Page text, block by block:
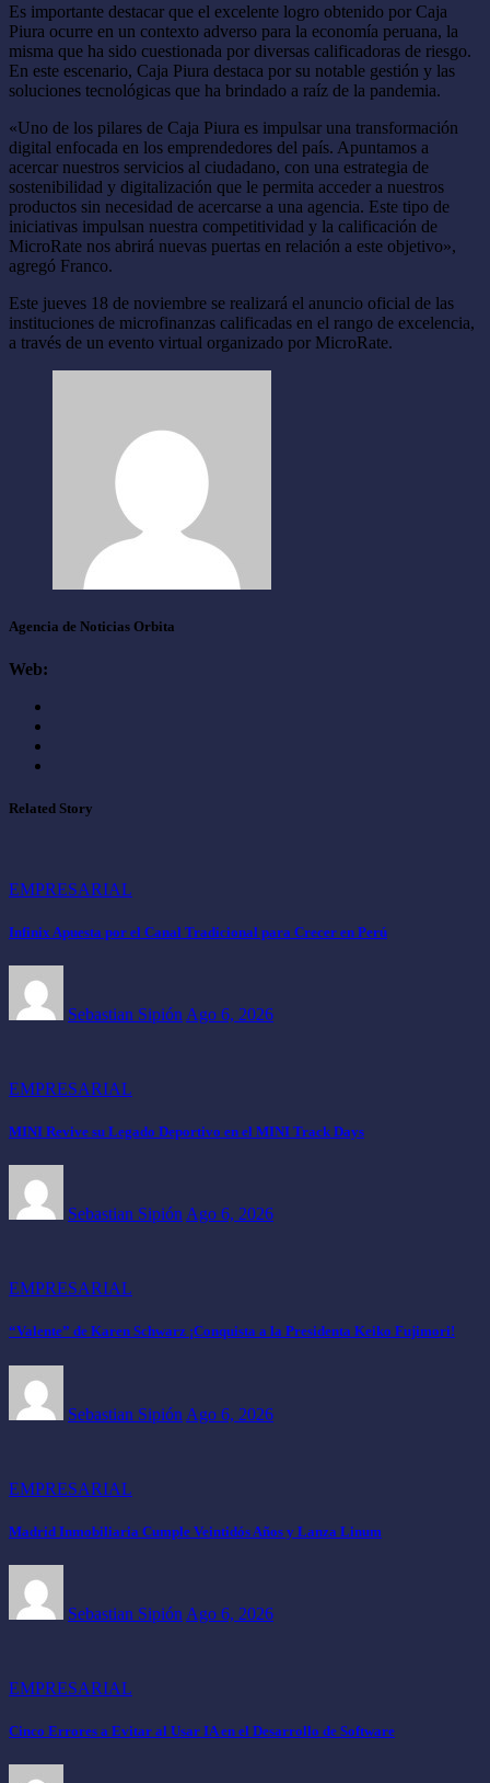
Es importante destacar que el excelente logro obtenido por Caja
Piura ocurre en un contexto adverso para la economía peruana, la
misma que ha sido cuestionada por diversas calificadoras de riesgo.
En este escenario, Caja Piura destaca por su notable gestión y las
soluciones tecnológicas que ha brindado a raíz de la pandemia.
«Uno de los pilares de Caja Piura es impulsar una transformación
digital enfocada en los emprendedores del país. Apuntamos a
acercar nuestros servicios al ciudadano, con una estrategia de
sostenibilidad y digitalización que le permita acceder a nuestros
productos sin necesidad de acercarse a una agencia. Este tipo de
iniciativas impulsan nuestra competitividad y la calificación de
MicroRate nos abrirá nuevas puertas en relación a este objetivo»,
agregó Franco.
Este jueves 18 de noviembre se realizará el anuncio oficial de las
instituciones de microfinanzas calificadas en el rango de excelencia,
a través de un evento virtual organizado por MicroRate.
Agencia de Noticias Orbita
Web:
Related Story
EMPRESARIAL
Infinix Apuesta por el Canal Tradicional para Crecer en Perú
Sebastian Sipión Ago 6, 2026
EMPRESARIAL
MINI Revive su Legado Deportivo en el MINI Track Days
Sebastian Sipión Ago 6, 2026
EMPRESARIAL
“Valente” de Karen Schwarz ¡Conquista a la Presidenta Keiko Fujimori!
Sebastian Sipión Ago 6, 2026
EMPRESARIAL
Madrid Inmobiliaria Cumple Veintidós Años y Lanza Linum
Sebastian Sipión Ago 6, 2026
EMPRESARIAL
Cinco Errores a Evitar al Usar IA en el Desarrollo de Software